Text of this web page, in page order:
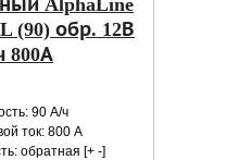
AlphaLine
(90) обр. 12В
800А
90 А/ч
ток: 800 А
обратная [+ -]